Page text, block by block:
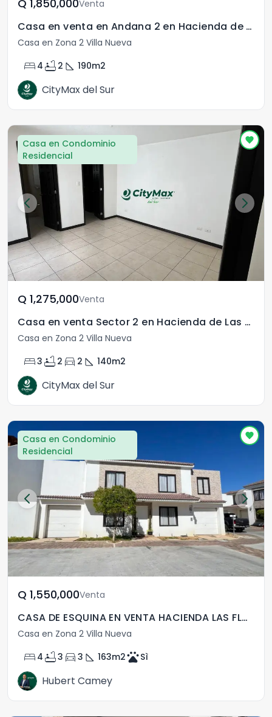
Q	1,850,000Venta
Casa en venta en Andana 2 en Hacienda de Las Flores
Casa en Zona 2 Villa Nueva
bed 4 bathtub 2 square_foot 190m2
CityMax del Sur
Casa en Condominio
Residencial
Q	1,275,000Venta
Casa en venta Sector 2 en Hacienda de Las Flores
Casa en Zona 2 Villa Nueva
bed3 bathtub 2 directions_car 2 square_foot 140m2
CityMax del Sur
Casa en Condominio
Residencial
Q	1,550,000Venta
CASA DE ESQUINA EN VENTA HACIENDA LAS FLORES
Casa en Zona 2 Villa Nueva
bed 4 bathtub3 directions_car 3 square_foot 163m2petsSì
Hubert Camey